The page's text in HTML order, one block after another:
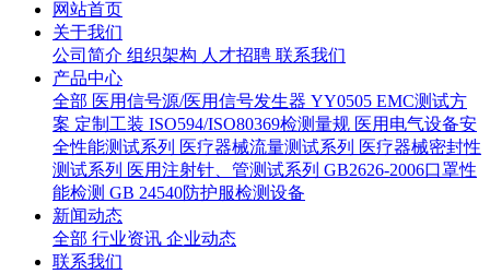
网站首页
关于我们
公司简介 组织架构 人才招聘 联系我们
产品中心
全部 医用信号源/医用信号发生器 YY0505 EMC测试方
案 定制工装 ISO594/ISO80369检测量规 医用电气设备安
全性能测试系列 医疗器械流量测试系列 医疗器械密封性
测试系列 医用注射针、管测试系列 GB2626-2006口罩性
能检测 GB 24540防护服检测设备
新闻动态
全部 行业资讯 企业动态
联系我们